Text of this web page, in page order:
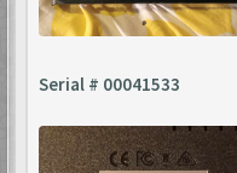
Serial # 00041533